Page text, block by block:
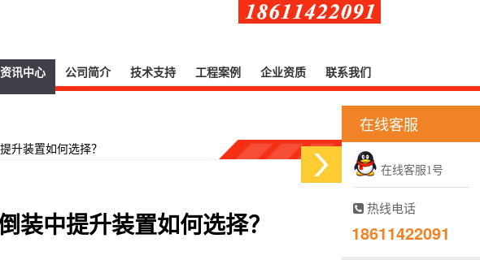
资讯中心 公司简介 技术支持 工程案例 企业资质 联系我们
升装置如何选择？
装中提升装置如何选择？
在线客服
在线客服1号
热线电话
18611422091